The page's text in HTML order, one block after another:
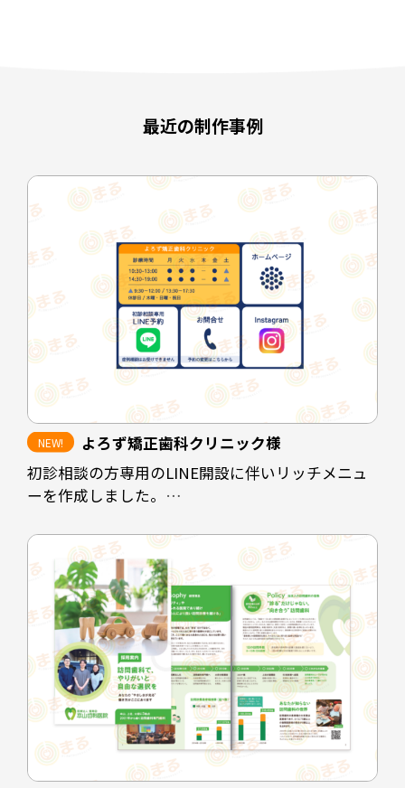
最近の制作事例
よろず矯正歯科クリニック様
初診相談の方専用のLINE開設に伴いリッチメニュ
ーを作成しました。
れた方や、電話予約に抵抗のある方に対して予約
を取りやすくすることが目的です。
診療時間を掲載することで患者様にも予約可能な
時間の選定をスムーズにし、ホームページや
instagramなど情報発信の場も見ていただけるよう
な配置にしています。
担当デザイナー 清長 ＞＞